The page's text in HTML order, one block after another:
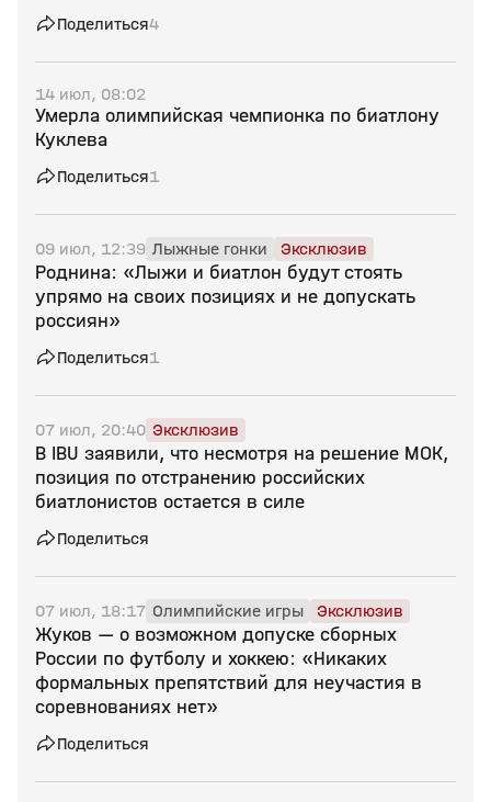
Поделиться4
14 июл, 08:02
Умерла олимпийская чемпионка по биатлону
Куклева
Поделиться1
09 июл, 12:39 Лыжные гонки Эксклюзив
Роднина: «Лыжи и биатлон будут стоять
упрямо на своих позициях и не допускать
россиян»
Поделиться1
07 июл, 20:40 Эксклюзив
В IBU заявили, что несмотря на решение МОК,
позиция по отстранению российских
биатлонистов остается в силе
Поделиться
07 июл, 18:17 Олимпийские игры Эксклюзив
Жуков — о возможном допуске сборных
России по футболу и хоккею: «Никаких
формальных препятствий для неучастия в
соревнованиях нет»
Поделиться